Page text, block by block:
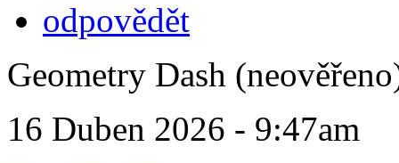
odpovědět
Geometry Dash
16 Duben 2026 - 9:47am